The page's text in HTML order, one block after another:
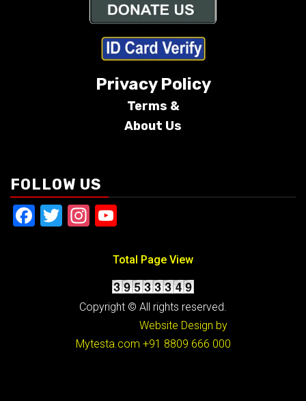
Privacy Policy
Terms &
About Us
FOLLOW US
Facebook
TwitterInstagram
Total Page View
Copyright © All rights reserved.
Website Design by
Mytesta.com +91 8809 666 000